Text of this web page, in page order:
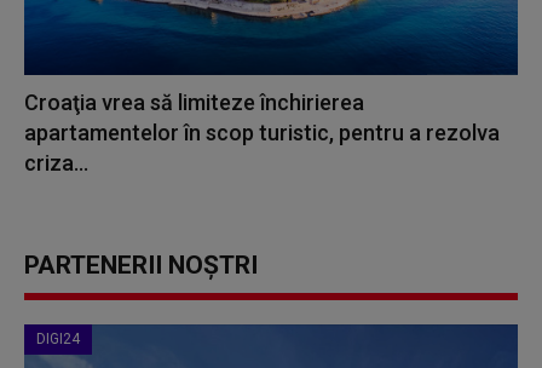
Croaţia vrea să limiteze închirierea
apartamentelor în scop turistic, pentru a rezolva
criza...
PARTENERII NOȘTRI
DIGI24